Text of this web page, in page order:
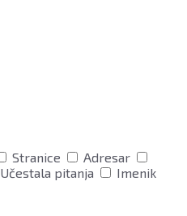
Stranice
Adresar
Učestala pitanja Imenik